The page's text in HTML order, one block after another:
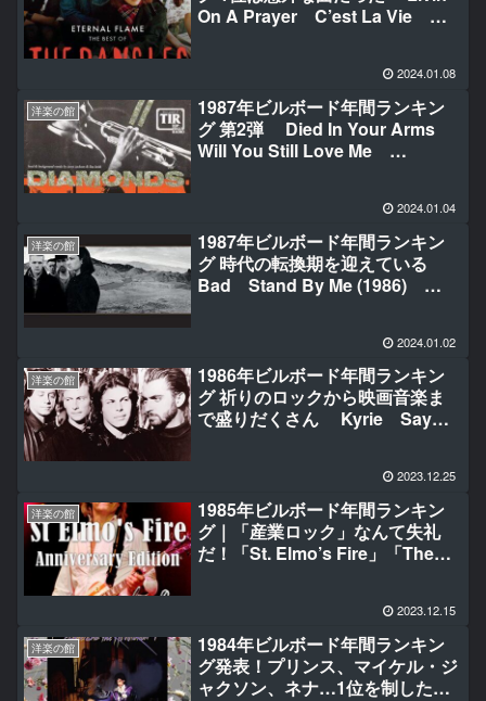
On A Prayer C’est La Vie
Somebody Alone Walk Like
an Egyptian
2024.01.08
洋楽の館
1987年ビルボード年間ランキン
グ 第2弾 Died In Your Arms
Will You Still Love Me
Think We’re Alone Now 2024.01.04
洋楽の館
1987年ビルボード年間ランキン
グ 時代の転換期を迎えている
Bad Stand By Me (1986)
2024.01.02
洋楽の館
1986年ビルボード年間ランキン
グ 祈りのロックから映画音楽ま
で盛りだくさん Kyrie Say
Sledgehammer When the
Going Gets Tough, the Tough
Get Going
2023.12.25
洋楽の館
1985年ビルボード年間ランキン
グ｜「産業ロック」なんて失礼
だ！「St. Elmo’s Fire」「The
Go Away」「I Want To Know
What Love Is」「The Search Is
Over」
2023.12.15
洋楽の館
1984年ビルボード年間ランキン
グ発表！プリンス、マイケル・ジ
ャクソン、ネナ…1位を制したの